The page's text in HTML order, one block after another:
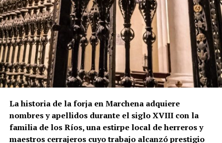
en el friso como en su coronación.
La lectura de los muros permite plantear que el
actual campanario se levantó sobre una torre
anterior, probablemente medieval. Los dos arcos
aparentemente tapiados visibles bajo el friso
cerámico podrían ser una de las huellas de aquella
fase primitiva, aunque esta hipótesis no debe
presentarse como definitiva mientras no exista una
comprobación arqueológica del paramento.
La formulación histórica más rigurosa sería, por
La historia de la forja en Marchena adquiere
nombres y apellidos durante el siglo XVIII con la
familia de los Ríos, una estirpe local de herreros y
maestros cerrajeros cuyo trabajo alcanzó prestigio